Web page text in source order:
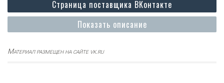
Показать описание
Страница поставщика ВКонтакте
Материал размещен на сайте vk.ru